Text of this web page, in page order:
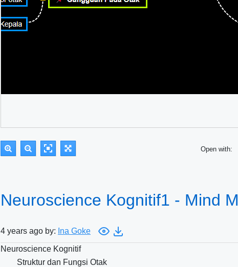
Open with:
Neuroscience Kognitif1 - Mind
4 years ago by: Ina Goke
Neuroscience Kognitif
Struktur dan Fungsi Otak